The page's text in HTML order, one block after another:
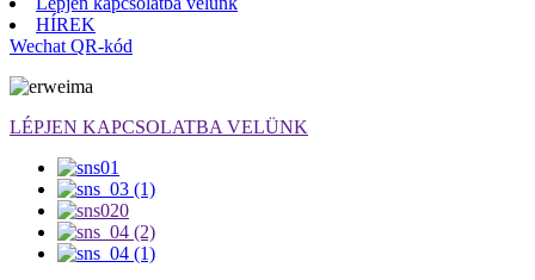
HÍREK
Wechat QR-kód
LÉPJEN KAPCSOLATBA VELÜNK